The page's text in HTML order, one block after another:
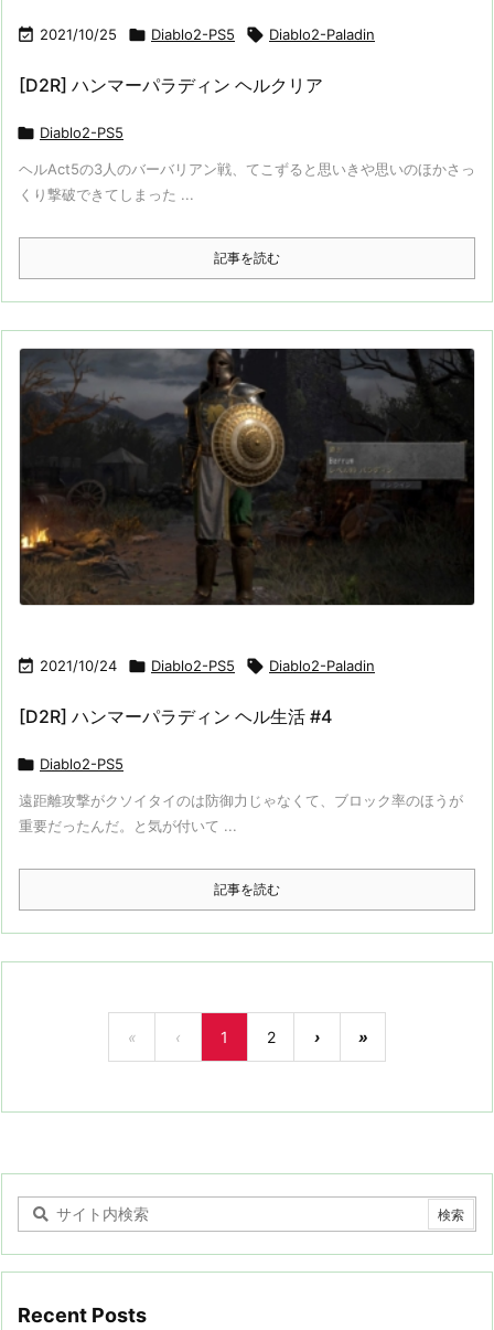
 2021/10/25  Diablo2-PS5  Diablo2-Paladin
[D2R] ハンマーパラディン ヘルクリア
 Diablo2-PS5
ヘルAct5の3人のバーバリアン戦、てこずると思いきや思いのほかさっ
くり撃破できてしまった ...
記事を読む
 2021/10/24  Diablo2-PS5  Diablo2-Paladin
[D2R] ハンマーパラディン ヘル生活 #4
 Diablo2-PS5
遠距離攻撃がクソイタイのは防御力じゃなくて、ブロック率のほうが
重要だったんだ。と気が付いて ...
記事を読む
« ‹ 1 2 › »
Recent Posts